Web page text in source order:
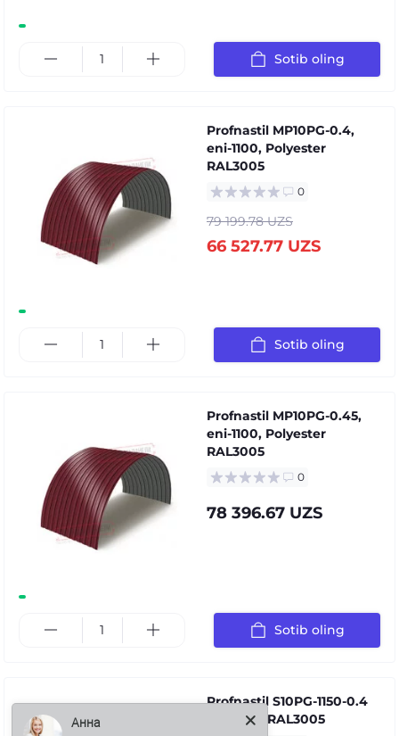
Sotib oling
Profnastil MP10PG-0.4,
eni-1100, Polyester
RAL3005
0
79 199.78 UZS
66 527.77 UZS
Sotib oling
Profnastil MP10PG-0.45,
eni-1100, Polyester
RAL3005
0
78 396.67 UZS
Sotib oling
Profnastil S10PG-1150-0.4
Poliester RAL3005
Анна